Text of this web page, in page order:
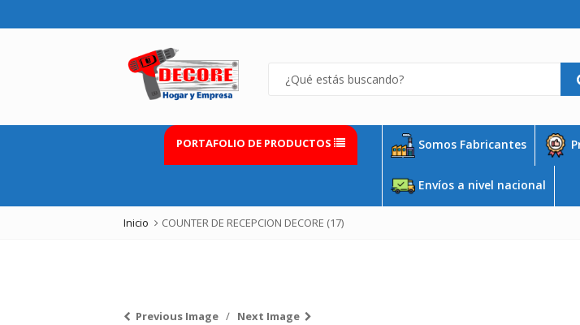
PORTAFOLIO DE PRODUCTOS Somos Fabricantes
Envíos a nivel nacional
Inicio COUNTER DE RECEPCION DECORE (17)
Previous Image Next Image